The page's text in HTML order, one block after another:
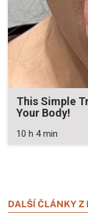
This Simple
Your Body!
10 h 4 min
DALŠÍ ČLÁNKY Z